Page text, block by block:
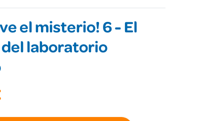
el misterio! 6 - El
laboratorio